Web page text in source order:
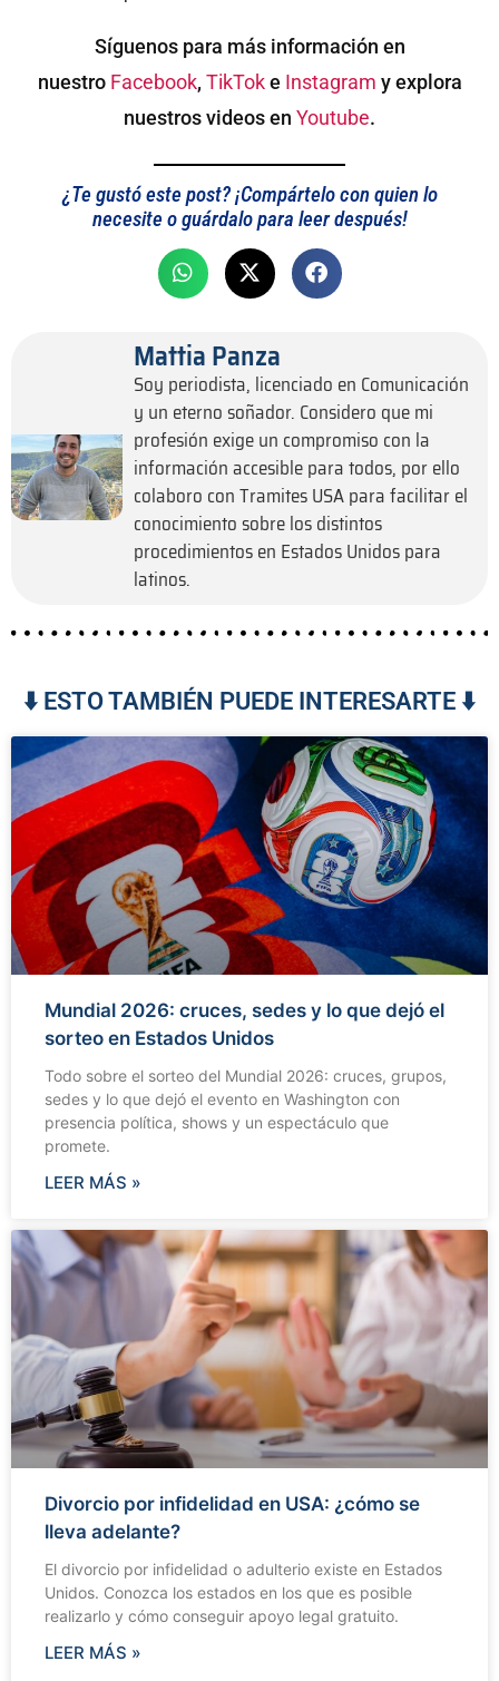
Síguenos para más información en
nuestro Facebook, TikToke Instagram y explora
nuestros videos en Youtube.
¿Te gustó este post? ¡Compártelo con quien lo
necesite o guárdalo para leer después!
Mattia Panza
Soy periodista, licenciado en Comunicación
y un eterno soñador. Considero que mi
profesión exige un compromiso con la
información accesible para todos, por ello
colaboro con Tramites USA para facilitar el
conocimiento sobre los distintos
procedimientos en Estados Unidos para
latinos.
⬇️ ESTO TAMBIÉN PUEDE INTERESARTE ⬇️
Mundial 2026: cruces, sedes y lo que dejó el
sorteo en Estados Unidos
Todo sobre el sorteo del Mundial 2026: cruces, grupos,
sedes y lo que dejó el evento en Washington con
presencia política, shows y un espectáculo que
promete.
LEER MÁS »
Divorcio por infidelidad en USA: ¿cómo se
lleva adelante?
El divorcio por infidelidad o adulterio existe en Estados
Unidos. Conozca los estados en los que es posible
realizarlo y cómo conseguir apoyo legal gratuito.
LEER MÁS »